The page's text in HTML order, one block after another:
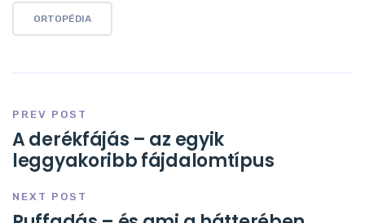
ORTOPÉDIA
PREV POST
A derékfájás – az egyik
leggyakoribb fájdalomtípus
NEXT POST